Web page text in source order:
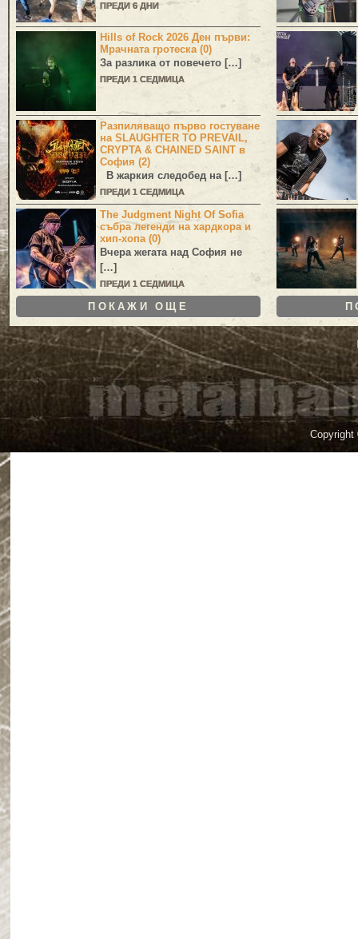
ПРЕДИ 6 ДНИ
Hills of Rock 2026 Ден първи:
Мрачната гротеска (0)
За разлика от повечето […]
ПРЕДИ 1 СЕДМИЦА
Разпиляващо първо гостуване
на SLAUGHTER TO PREVAIL,
CRYPTA & CHAINED SAINT в
София (2)
В жаркия следобед на […]
ПРЕДИ 1 СЕДМИЦА
The Judgment Night Of Sofia
събра легенди на хардкора и
хип-хопа (0)
Вчера жегата над София не
[…]
ПРЕДИ 1 СЕДМИЦА
ПОКАЖИ ОЩЕ